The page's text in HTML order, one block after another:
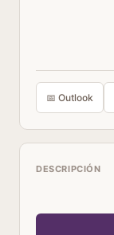
📅 Outlook
DESCRIPCIÓN